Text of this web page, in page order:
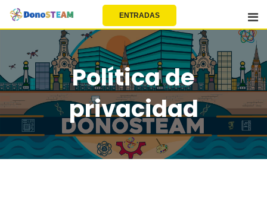
ENTRADAS
Política de
privacidad